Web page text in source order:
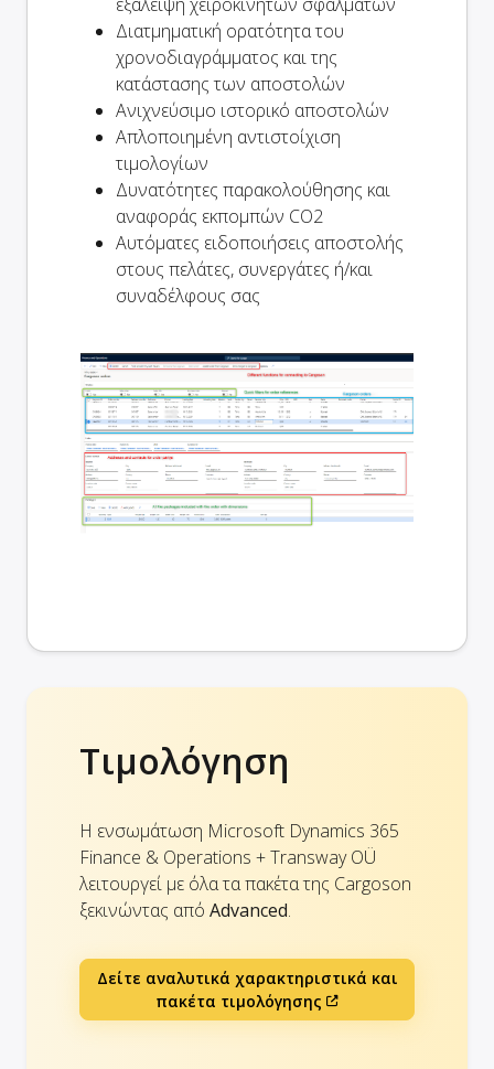
Διατμηματική ορατότητα του
χρονοδιαγράμματος και της
κατάστασης των αποστολών
Ανιχνεύσιμο ιστορικό αποστολών
Απλοποιημένη αντιστοίχιση
τιμολογίων
Δυνατότητες παρακολούθησης και
αναφοράς εκπομπών CO2
Αυτόματες ειδοποιήσεις αποστολής
στους πελάτες, συνεργάτες ή/και
συναδέλφους σας
Τιμολόγηση
Η ενσωμάτωση Microsoft Dynamics 365
Finance & Operations + Transway OÜ
λειτουργεί με όλα τα πακέτα της Cargoson
ξεκινώντας από Advanced.
Δείτε αναλυτικά χαρακτηριστικά και
πακέτα τιμολόγησης